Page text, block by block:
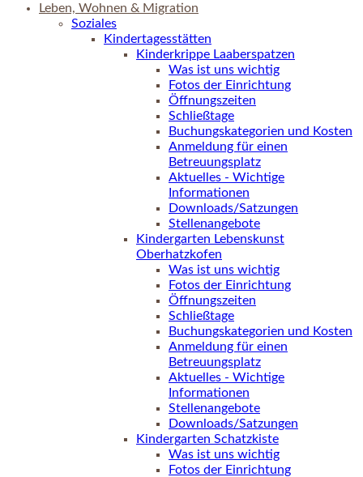
Leben, Wohnen & Migration
Soziales
Kindertagesstätten
Kinderkrippe Laaberspatzen
Was ist uns wichtig
Fotos der Einrichtung
Öffnungszeiten
Schließtage
Buchungskategorien und Kosten
Anmeldung für einen
Betreuungsplatz
Aktuelles - Wichtige
Informationen
Downloads/Satzungen
Stellenangebote
Kindergarten Lebenskunst
Oberhatzkofen
Was ist uns wichtig
Fotos der Einrichtung
Öffnungszeiten
Schließtage
Buchungskategorien und Kosten
Anmeldung für einen
Betreuungsplatz
Aktuelles - Wichtige
Informationen
Stellenangebote
Downloads/Satzungen
Kindergarten Schatzkiste
Was ist uns wichtig
Fotos der Einrichtung